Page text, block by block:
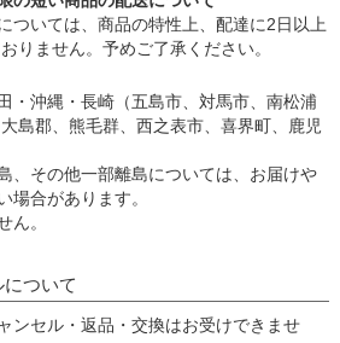
ついては、商品の特性上、配達に2日以上
りません。予めご了承ください。
・沖縄・長崎（五島市、対馬市、南松浦
島郡、熊毛群、西之表市、喜界町、鹿児
、その他一部離島については、お届けや
場合があります。
ん。
ついて
ンセル・返品・交換はお受けできませ